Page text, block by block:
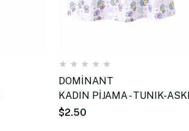
★ ★ ★ ★ ★
DOMİNANT
KADIN PİJAMA - TUNIK-
$2.50